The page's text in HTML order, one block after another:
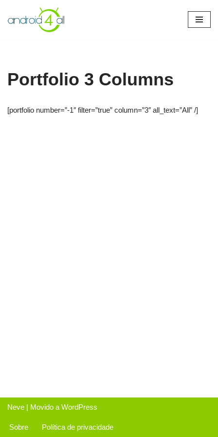
Pular
Portfolio 3 Columns
[portfolio number=”-1″ filter=”true” column=”3″ all_text=”All” /]
Neve | Movido a WordPress
Sobre Política de privacidade